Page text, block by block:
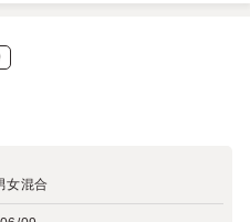
女混合